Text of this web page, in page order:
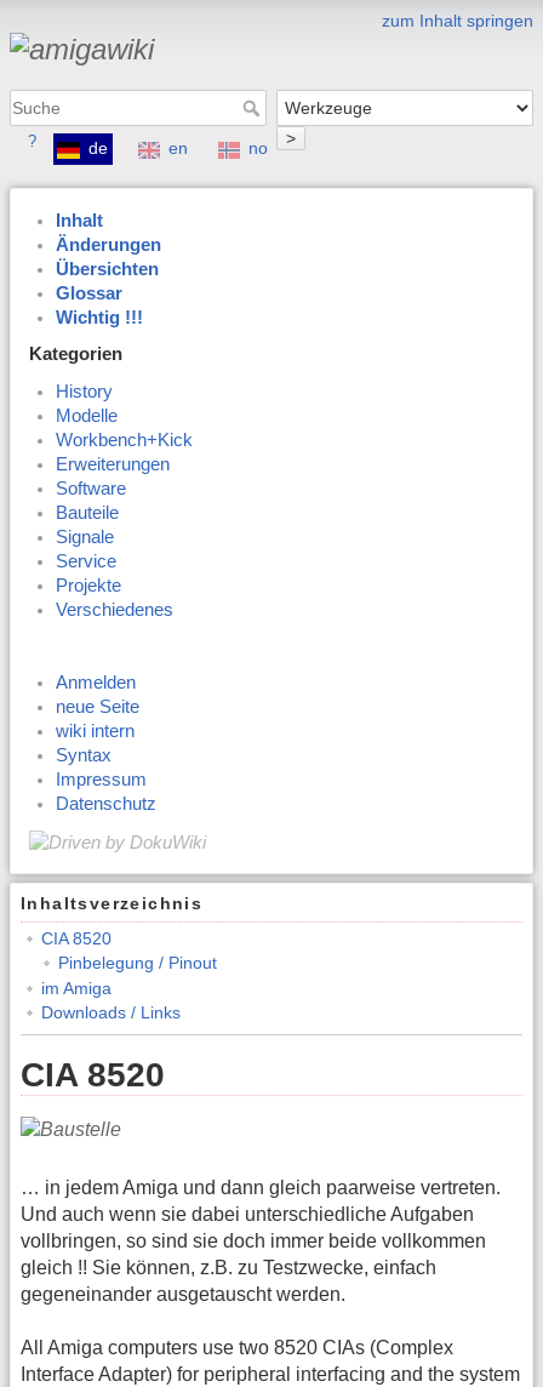
zum Inhalt springen
>
? de en no
Inhalt
Änderungen
Übersichten
Glossar
Wichtig !!!
Kategorien
History
Modelle
Workbench+Kick
Erweiterungen
Software
Bauteile
Signale
Service
Projekte
Verschiedenes
Anmelden
neue Seite
wiki intern
Syntax
Impressum
Datenschutz
Inhaltsverzeichnis
CIA 8520
Pinbelegung / Pinout
im Amiga
Downloads / Links
CIA 8520
… in jedem Amiga und dann gleich paarweise vertreten.
Und auch wenn sie dabei unterschiedliche Aufgaben
vollbringen, so sind sie doch immer beide vollkommen
gleich !! Sie können, z.B. zu Testzwecke, einfach
gegeneinander ausgetauscht werden.
All Amiga computers use two 8520 CIAs (Complex
Interface Adapter) for peripheral interfacing and the system